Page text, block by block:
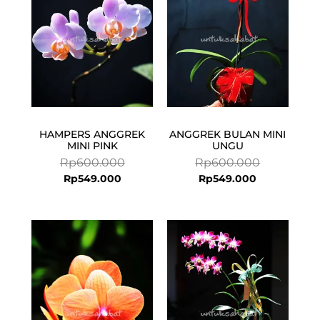
HAMPERS ANGGREK
MINI PINK
Rp600.000
Rp549.000
ANGGREK BULAN MINI
UNGU
Rp600.000
Rp549.000
Original
Current
Rp549.000.